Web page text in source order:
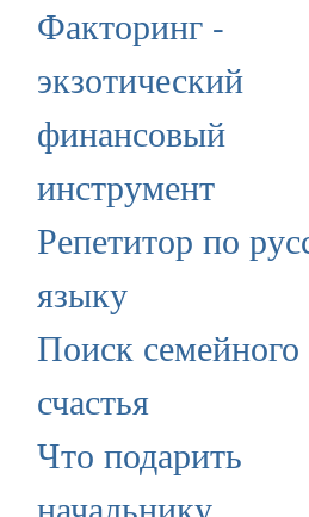
Факторинг -
экзотический
финансовый
инструмент
Репетитор по
языку
Поиск семейного
счастья
Что подарить